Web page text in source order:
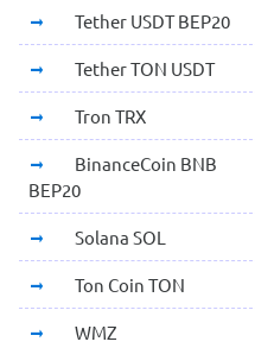
Tether USDT BEP20
Tether TON USDT
Tron TRX
BinanceCoin BNB
BEP20
Solana SOL
Ton Coin TON
WMZ